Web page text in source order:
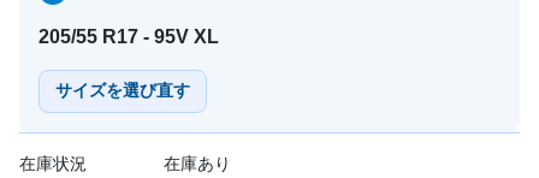
205/55 R17 - 95V XL
サイズを選び直す
在庫状況 在庫あり